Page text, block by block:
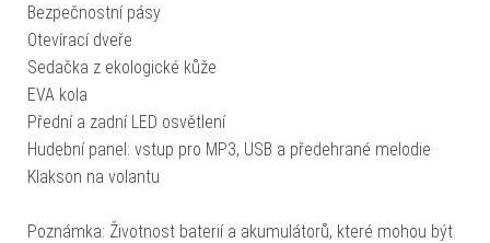
Bezpečnostní pásy
Otevírací dveře
Sedačka z ekologické kůže
EVA kola
Přední a zadní LED osvětlení
Hudební panel: vstup pro MP3, USB a předehrané melodie
Klakson na volantu
Poznámka: Životnost baterií a akumulátorů, které mohou být